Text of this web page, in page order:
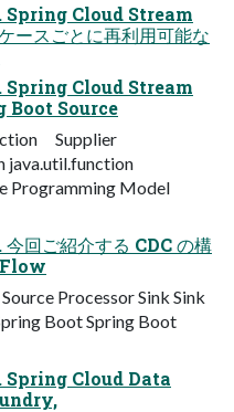
Cloud Stream
スごとに再利⽤可能な
Cloud Stream
Source
Supplier
java.util.function
Programming Model
回ご紹介する CDC の構
Processor Sink Sink
Boot Spring Boot
Spring Cloud Data